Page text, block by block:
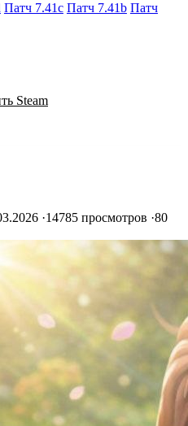
Патч 7.41c Патч 7.41b Патч
Steam
·14785 просмотров ·80